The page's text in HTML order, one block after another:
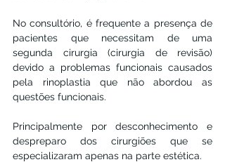
No consultório, é frequente a presença de
pacientes que necessitam de uma
segunda cirurgia (cirurgia de revisão)
devido a problemas funcionais causados
pela rinoplastia que não abordou as
questões funcionais.
Principalmente por desconhecimento e
despreparo dos cirurgiões que se
especializaram apenas na parte estética.